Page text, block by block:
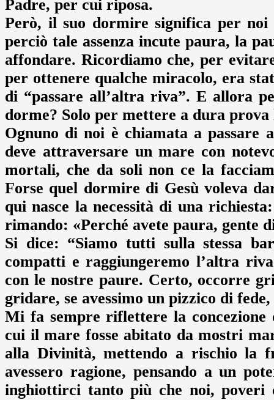
Padre, per cui riposa.
Però, il suo dormire significa per noi
perciò tale assenza incute paura, la
affondare. Ricordiamo che, per
per ottenere qualche miracolo, era
di “passare all’altra riva”. E allora
dorme? Solo per mettere a dura prova
Ognuno di noi è chiamata a
deve attraversare un mare con
mortali, che da soli non ce la
Forse quel dormire di Gesù voleva
qui nasce la necessità di una
rimando: «Perché avete paura, gente
Si dice: “Siamo tutti sulla stessa
compatti e raggiungeremo l’altra
con le nostre paure. Certo, occorre
gridare, se avessimo un pizzico di
Mi fa sempre riflettere la concezione
cui il mare fosse abitato da mostri
alla Divinità, mettendo a rischio la
avessero ragione, pensando a un
inghiottirci tanto più che noi, poveri